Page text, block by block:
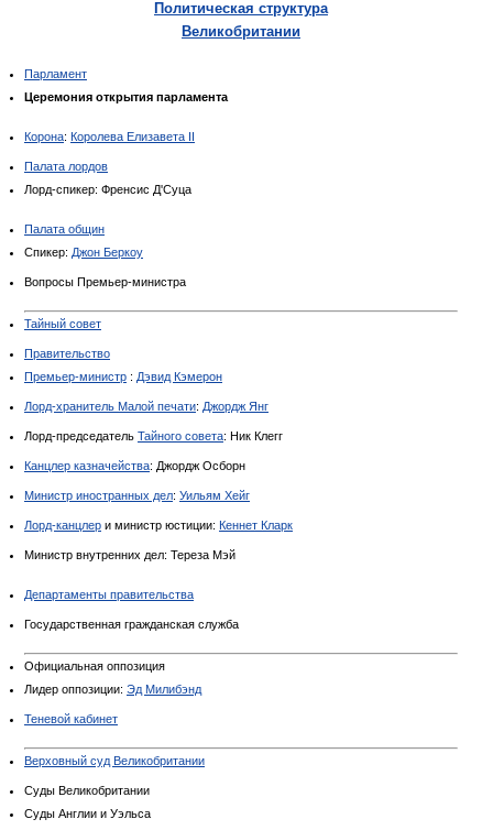
Политическая структура
Великобритании
Парламент
Церемония открытия парламента
Корона: Королева Елизавета II
Палата лордов
Лорд-спикер: Френсис Д'Суца
Палата общин
Спикер: Джон Беркоу
Вопросы Премьер-министра
Тайный совет
Правительство
Премьер-министр : Дэвид Кэмерон
Лорд-хранитель Малой печати: Джордж Янг
Лорд-председатель Тайного совета: Ник Клегг
Канцлер казначейства: Джордж Осборн
Министр иностранных дел: Уильям Хейг
Лорд-канцлер и министр юстиции: Кеннет Кларк
Министр внутренних дел: Тереза Мэй
Департаменты правительства
Государственная гражданская служба
Официальная оппозиция
Лидер оппозиции: Эд Милибэнд
Теневой кабинет
Верховный суд Великобритании
Суды Великобритании
Суды Англии и Уэльса